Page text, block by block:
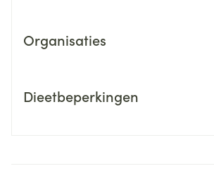
Organisaties
Dieetbeperkingen